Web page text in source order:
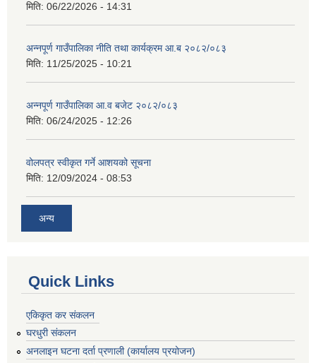
मिति: 06/22/2026 - 14:31
अन्नपूर्ण गाउँपालिका नीति तथा कार्यक्रम आ.ब २०८२/०८३
मिति: 11/25/2025 - 10:21
अन्नपूर्ण गाउँपालिका आ.व बजेट २०८२/०८३
मिति: 06/24/2025 - 12:26
वोलपत्र स्वीकृत गर्ने आशयको सूचना
मिति: 12/09/2024 - 08:53
अन्य
Quick Links
एकिकृत कर संकलन
घरधुरी संकलन
अनलाइन घटना दर्ता प्रणाली (कार्यालय प्रयोजन)